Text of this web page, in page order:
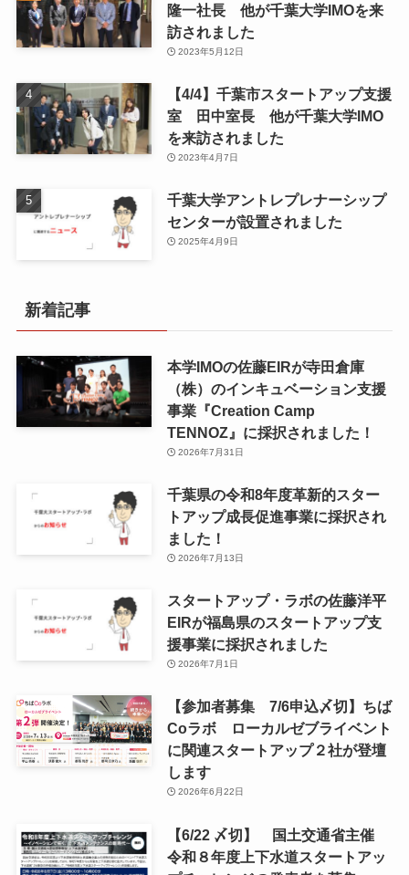
隆一社長 他が千葉大学IMOを来
訪されました
2023年5月12日
【4/4】千葉市スタートアップ支援
室 田中室長 他が千葉大学IMO
を来訪されました
2023年4月7日
千葉大学アントレプレナーシップ
センターが設置されました
2025年4月9日
新着記事
本学IMOの佐藤EIRが寺田倉庫
（株）のインキュベーション支援
事業『Creation Camp
TENNOZ』に採択されました！
2026年7月31日
千葉県の令和8年度⾰新的スター
トアップ成⻑促進事業に採択され
ました！
2026年7月13日
スタートアップ・ラボの佐藤洋平
EIRが福島県のスタートアップ支
援事業に採択されました
2026年7月1日
【参加者募集 7/6申込〆切】ちば
Coラボ ローカルゼブライベント
に関連スタートアップ２社が登壇
します
2026年6月22日
【6/22 〆切】 国土交通省主催
令和８年度上下水道スタートアッ